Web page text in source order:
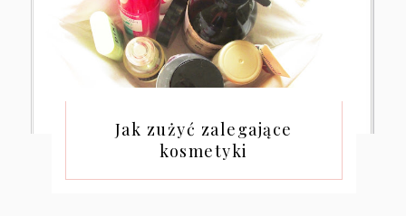
Jak zużyć zalegające
kosmetyki